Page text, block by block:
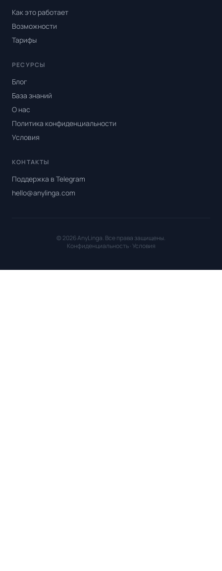
Как это работает
Возможности
Тарифы
РЕСУРСЫ
Блог
База знаний
О нас
Политика конфиденциальности
Условия
КОНТАКТЫ
Поддержка в Telegram
hello@anylinga.com
© 2026 AnyLinga. Все права защищены.
Конфиденциальность·Условия